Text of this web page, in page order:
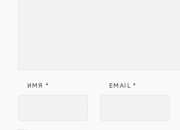
ИМЯ * EMAIL*